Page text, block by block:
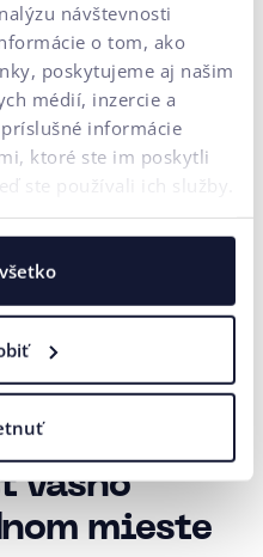
návštevnosti
o tom, ako
poskytujeme aj našim
médií, inzercie a
informácie
ktoré ste im poskytli
ste používali ich služby.
na účely marketingovej
komunikácie.
Férového tendra.
vášho
mieste